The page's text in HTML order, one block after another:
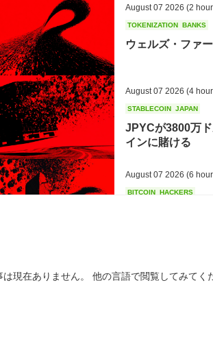
August 07 2026 (2
TOKENIZATION BANKS
ウェルズ・ファ
August 07 2026 (4
STABLECOIN JAPAN
JPYCが3800万
インに賭ける
August 07 2026 (6
BITCOIN HACKERS
STABLECOINS VISA
現在ありません。 他の言語で閲覧してみてく